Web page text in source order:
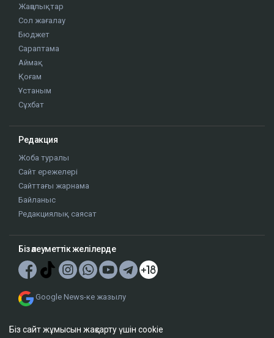
Жаңалықтар
Сол жағалау
Бюджет
Сараптама
Аймақ
Қоғам
Ұстаным
Сұхбат
Редакция
Жоба туралы
Сайт ережелері
Сайттағы жарнама
Байланыс
Редакциялық саясат
Біз әлеуметтік желілерде
Google News-ке жазылу
Біз сайт жұмысын жақсарту үшін cookie